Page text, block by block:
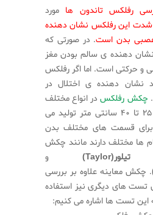
رفلکس تاندون ها مورد
شدت این رفلکس نشان دهنده
بدن است. در صورتی که
دهنده ی سالم بودن مغز
حرکتی است. اما اگر رفلکس
نشان دهنده ی اختلال در
چکش رفلکسدر انواع مختلف
و اندازه های متفاوت ۲۵ تا ۴۰ سانتی متر تولید می
قسمت های مختلف بدن
ها مختلف دارند مانند چکش
تیلور(Taylor)
و
. چکش معاینه علاوه بر بررسی
تست های دیگری نیز استفاده
این تست ها اشاره می کنیم: